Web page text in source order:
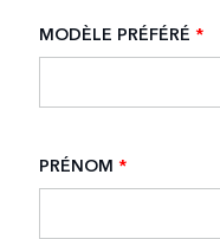
MODÈLE PRÉFÉRÉ *
PRÉNOM *